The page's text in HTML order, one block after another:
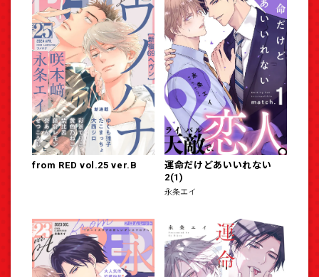
from RED vol.25 ver.B
運命だけどあいいれない
2(1)
永条エイ